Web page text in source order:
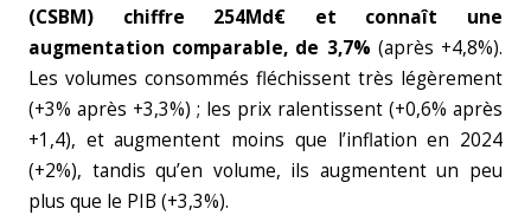
(CSBM) chiffre 254Md€ et connaît une
augmentation comparable, de 3,7% (après +4,8%).
Les volumes consommés fléchissent très légèrement
(+3% après +3,3%) ; les prix ralentissent (+0,6% après
+1,4), et augmentent moins que l’inflation en 2024
(+2%), tandis qu’en volume, ils augmentent un peu
plus que le PIB (+3,3%).